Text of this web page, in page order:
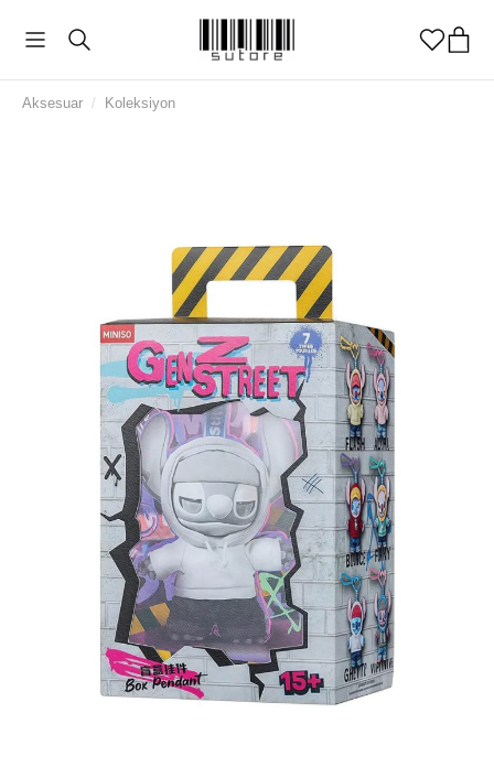
Aksesuar / Koleksiyon